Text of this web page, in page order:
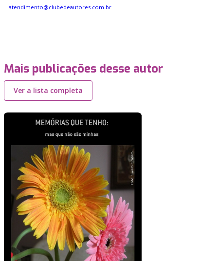
atendimento@clubedeautores.com.br
Mais publicações desse autor
Ver a lista completa